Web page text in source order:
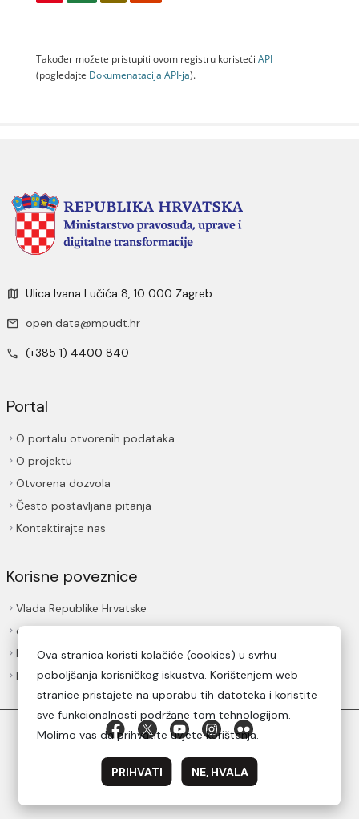
Također možete pristupiti ovom registru koristeći API
(pogledajte Dokumenаtаcijа API-jа).